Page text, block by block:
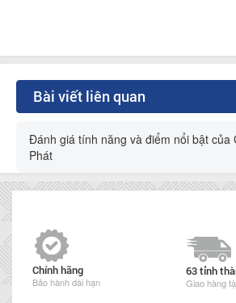
Bài viết liên quan
Đánh giá tính năng và điểm nổi bật của
Phát
Chính hãng
Bảo hành dài hạn
63 tỉnh
Giao hàng